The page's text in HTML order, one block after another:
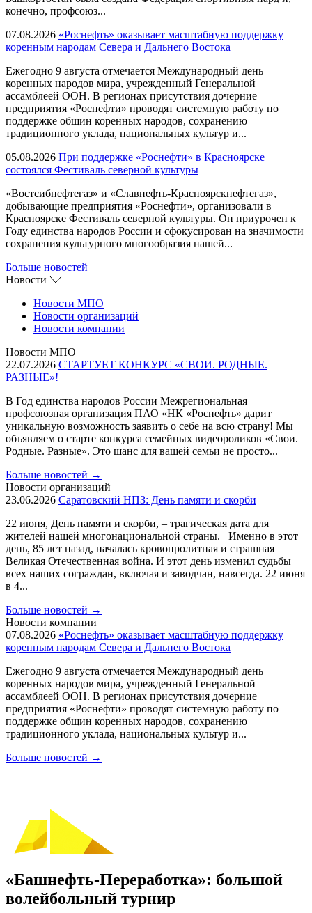
конечно, профсоюз...
07.08.2026 «Роснефть» оказывает масштабную поддержку
коренным народам Севера и Дальнего Востока
Ежегодно 9 августа отмечается Международный день
коренных народов мира, учрежденный Генеральной
ассамблеей ООН. В регионах присутствия дочерние
предприятия «Роснефти» проводят системную работу по
поддержке общин коренных народов, сохранению
традиционного уклада, национальных культур и...
05.08.2026 При поддержке «Роснефти» в Красноярске
состоялся Фестиваль северной культуры
«Востсибнефтегаз» и «Славнефть-Красноярскнефтегаз»,
добывающие предприятия «Роснефти», организовали в
Красноярске Фестиваль северной культуры. Он приурочен к
Году единства народов России и сфокусирован на значимости
сохранения культурного многообразия нашей...
Больше новостей
Новости
Новости МПО
Новости организаций
Новости компании
Новости МПО
22.07.2026 СТАРТУЕТ КОНКУРС «СВОИ. РОДНЫЕ.
РАЗНЫЕ»!
В Год единства народов России Межрегиональная
профсоюзная организация ПАО «НК «Роснефть» дарит
уникальную возможность заявить о себе на всю страну! Мы
объявляем о старте конкурса семейных видеороликов «Свои.
Родные. Разные». Это шанс для вашей семьи не просто...
Больше новостей →
Новости организаций
23.06.2026 Саратовский НПЗ: День памяти и скорби
22 июня, День памяти и скорби, – трагическая дата для
жителей нашей многонациональной страны. Именно в этот
день, 85 лет назад, началась кровопролитная и страшная
Великая Отечественная война. И этот день изменил судьбы
всех наших сограждан, включая и заводчан, навсегда. 22 июня
в 4...
Больше новостей →
Новости компании
07.08.2026 «Роснефть» оказывает масштабную поддержку
коренным народам Севера и Дальнего Востока
Ежегодно 9 августа отмечается Международный день
коренных народов мира, учрежденный Генеральной
ассамблеей ООН. В регионах присутствия дочерние
предприятия «Роснефти» проводят системную работу по
поддержке общин коренных народов, сохранению
традиционного уклада, национальных культур и...
Больше новостей →
«Башнефть-Переработка»: большой
волейбольный турнир